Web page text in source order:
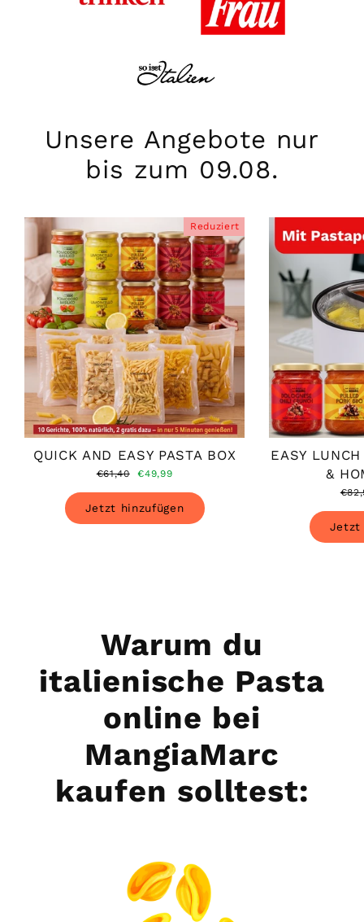
Unsere Angebote nur
bis zum 09.08.
Reduziert
QUICK AND EASY PASTA BOX
Normaler
€61,40 Sonderpreis
€49,99
Jetzt hinzufügen
EASY
&
Jetzt
Warum du
italienische Pasta
online bei
MangiaMarc
kaufen solltest: